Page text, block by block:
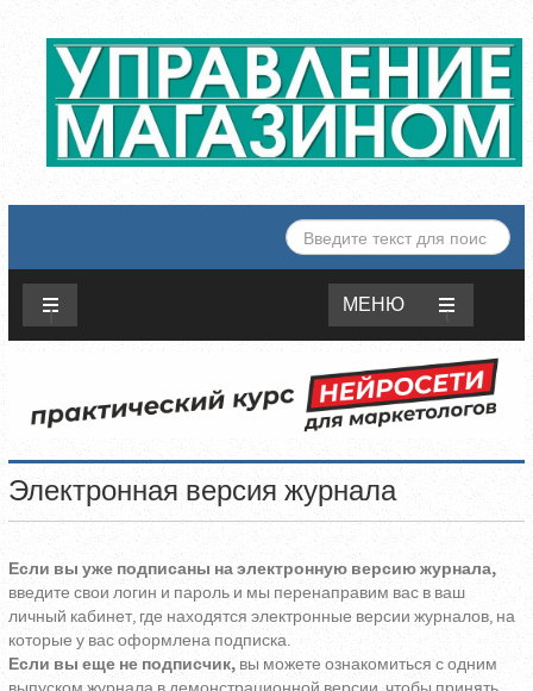
ИСКАТЬ...
МЕНЮ
Электронная версия журнала
Если вы уже подписаны на электронную версию журнала,
введите свои логин и пароль и мы перенаправим вас в ваш
личный кабинет, где находятся электронные версии журналов, на
которые у вас оформлена подписка.
Если вы еще не подписчик, вы можете ознакомиться с одним